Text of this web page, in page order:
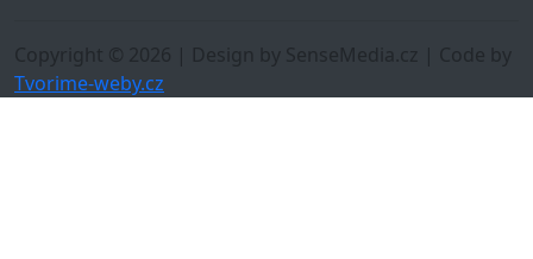
Copyright © 2026 | Design by SenseMedia.cz | Code by
Tvorime-weby.cz